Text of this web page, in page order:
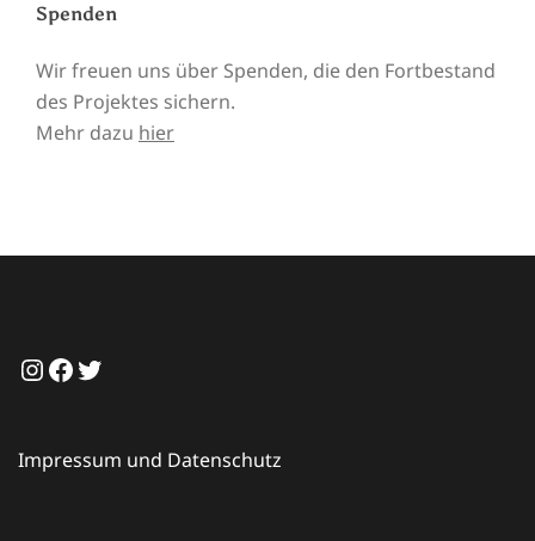
Spenden
Wir freuen uns über Spenden, die den Fortbestand
des Projektes sichern.
Mehr dazu hier
Instagram
Facebook
Twitter
Impressum und Datenschutz